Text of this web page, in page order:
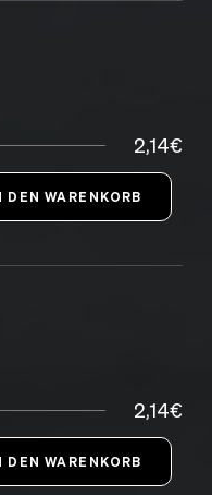
2,14€
2,14€